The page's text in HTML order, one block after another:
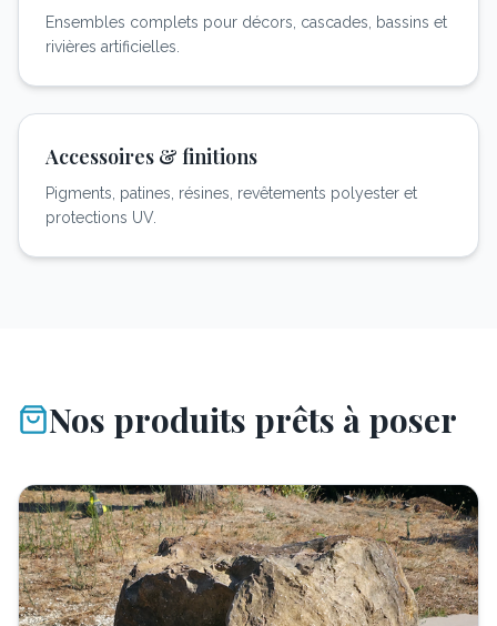
Ensembles complets pour décors, cascades, bassins et
rivières artificielles.
Accessoires & finitions
Pigments, patines, résines, revêtements polyester et
protections UV.
Nos produits prêts à poser